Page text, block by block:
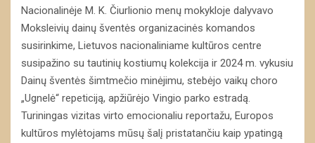
Nacionalinėje M. K. Čiurlionio menų mokykloje dalyvavo
Moksleivių dainų šventės organizacinės komandos
susirinkime, Lietuvos nacionaliniame kultūros centre
susipažino su tautinių kostiumų kolekcija ir 2024 m. vykusiu
Dainų šventės šimtmečio minėjimu, stebėjo vaikų choro
„Ugnelė“ repeticiją, apžiūrėjo Vingio parko estradą.
Turiningas vizitas virto emocionaliu reportažu, Europos
kultūros mylėtojams mūsų šalį pristatančiu kaip ypatingą